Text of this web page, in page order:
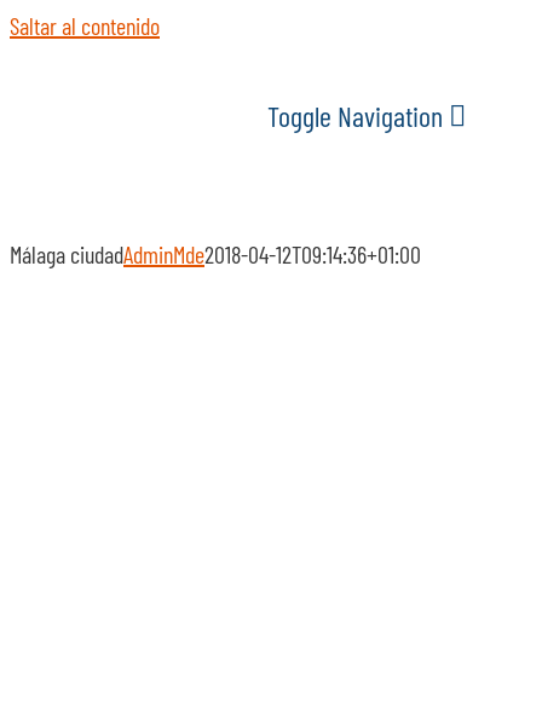
Saltar al contenido
Toggle Navigation
Málaga ciudadAdminMde2018-04-12T09:14:36+01:00